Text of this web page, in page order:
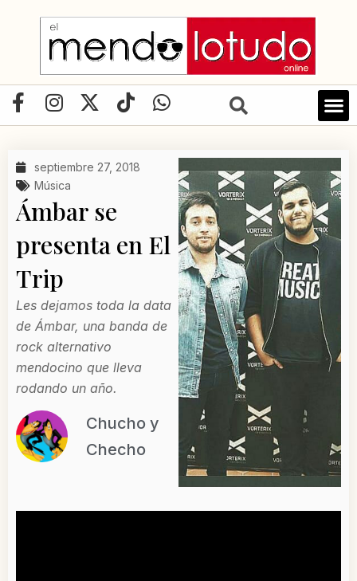
contenido
F
a
e
b
o
o
k
-
f
I
n
t
a
g
r
a
m
X
-
w
e
r
T
i
t
W
h
p
septiembre 27, 2018
Música
Ámbar se
presenta en El
Trip
Les dejamos toda la data
de Ámbar, una banda de
rock alternativo
mendocino que lleva
rodando un año.
Chucho y
Checho